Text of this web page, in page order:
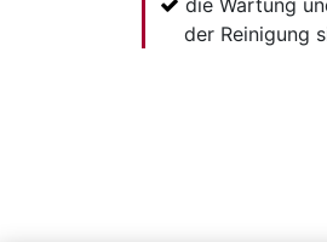
die Wartung
der Reinigung